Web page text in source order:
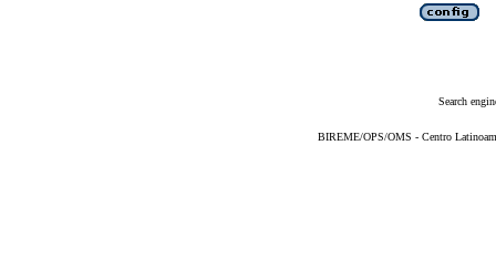
Search
BIREME/OPS/OMS - Centro